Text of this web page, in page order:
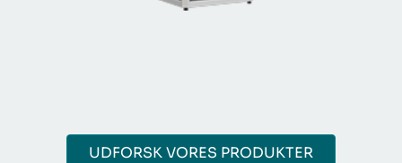
UDFORSK VORES PRODUKTER